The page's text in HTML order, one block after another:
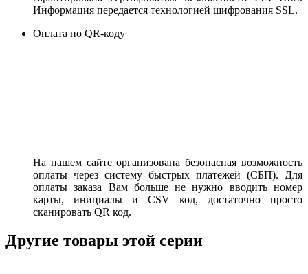
Информация передается технологией шифрования SSL.
Оплата по QR-коду
На нашем сайте организована безопасная возможность
оплаты через систему быстрых платежей (СБП). Для
оплаты заказа Вам больше не нужно вводить номер
карты, инициалы и CSV код, достаточно просто
сканировать QR код.
Другие товары этой серии